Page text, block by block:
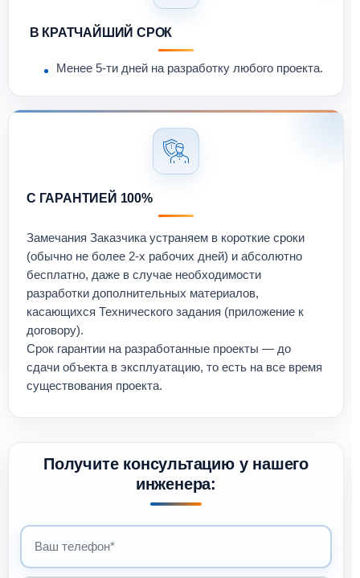
В КРАТЧАЙШИЙ СРОК
Менее 5-ти дней на разработку любого проекта.
С ГАРАНТИЕЙ 100%
Замечания Заказчика устраняем в короткие сроки
(обычно не более 2-х рабочих дней) и абсолютно
бесплатно, даже в случае необходимости
разработки дополнительных материалов,
касающихся Технического задания (приложение к
договору).
Срок гарантии на разработанные проекты — до
сдачи объекта в эксплуатацию, то есть на все время
существования проекта.
Получите консультацию у нашего
инженера:
Ваш телефон